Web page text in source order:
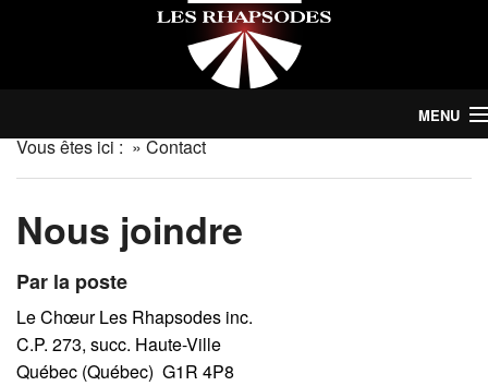
MENU
Concerts
Nous soutenir
Nouvelles
Vous êtes ici :»Contact
Nous joindre
Par la poste
Le Chœur Les Rhapsodes inc.
C.P. 273, succ. Haute-Ville
Québec (Québec) G1R 4P8